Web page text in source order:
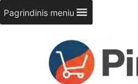
Pereiti
prie
Pagrindinis meniu